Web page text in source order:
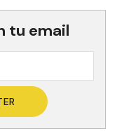
tu email